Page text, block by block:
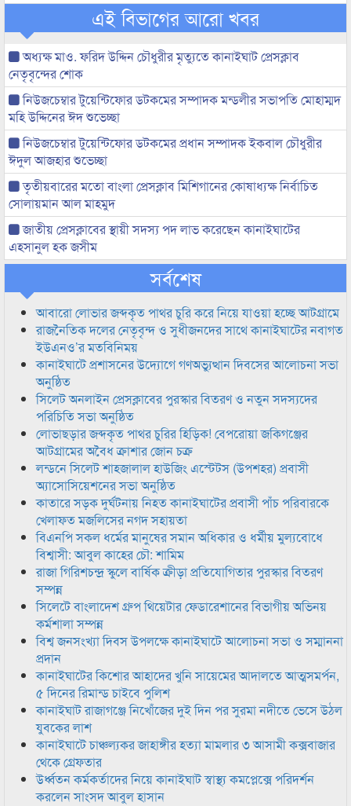
এই বিভাগের আরো খবর
অধ্যক্ষ মাও. ফরিদ উদ্দিন চৌধুরীর মৃত্যুতে কানাইঘাট প্রেসক্লাব
নেতৃবৃন্দের শোক
নিউজচেম্বার টুয়েন্টিফোর ডটকমের সম্পাদক মন্ডলীর সভাপতি মোহাম্মদ
মহি উদ্দিনের ঈদ শুভেচ্ছা
নিউজচেম্বার টুয়েন্টিফোর ডটকমের প্রধান সম্পাদক ইকবাল চৌধুরীর
ঈদুল আজহার শুভেচ্ছা
তৃতীয়বারের মতো বাংলা প্রেসক্লাব মিশিগানের কোষাধ্যক্ষ নির্বাচিত
সোলায়মান আল মাহমুদ
জাতীয় প্রেসক্লাবের স্থায়ী সদস্য পদ লাভ করেছেন কানাইঘাটের
এহসানুল হক জসীম
সর্বশেষ
আবারো লোভার জব্দকৃত পাথর চুরি করে নিয়ে যাওয়া হচ্ছে আটগ্রামে
রাজনৈতিক দলের নেতৃবৃন্দ ও সুধীজনদের সাথে কানাইঘাটের নবাগত
ইউএনও’র মতবিনিময়
কানাইঘাটে প্রশাসনের উদ্যোগে গণঅভ্যুত্থান দিবসের আলোচনা সভা
অনুষ্ঠিত
সিলেট অনলাইন প্রেসক্লাবের পুরস্কার বিতরণ ও নতুন সদস্যদের
পরিচিতি সভা অনুষ্ঠিত
লোভাছড়ার জব্দকৃত পাথর চুরির হিড়িক! বেপরোয়া জকিগঞ্জের
আটগ্রামের অবৈধ ক্রাশার জোন চক্র
লন্ডনে সিলেট শাহজালাল হাউজিং এস্টেটস (উপশহর) প্রবাসী
অ্যাসোসিয়েশনের সভা অনুষ্ঠিত
কাতারে সড়ক দুর্ঘটনায় নিহত কানাইঘাটের প্রবাসী পাঁচ পরিবারকে
খেলাফত মজলিসের নগদ সহায়তা
বিএনপি সকল ধর্মের মানুষের সমান অধিকার ও ধর্মীয় মুল্যবোধে
বিশ্বাসী: আবুল কাহের চৌ: শামিম
রাজা গিরিশচন্দ্র স্কুলে বার্ষিক ক্রীড়া প্রতিযোগিতার পুরস্কার বিতরণ
সম্পন্ন
সিলেটে বাংলাদেশ গ্রুপ থিয়েটার ফেডারেশানের বিভাগীয় অভিনয়
কর্মশালা সম্পন্ন
বিশ্ব জনসংখ্যা দিবস উপলক্ষে কানাইঘাটে আলোচনা সভা ও সম্মাননা
প্রদান
কানাইঘাটের কিশোর আহাদের খুনি সায়েমের আদালতে আত্মসমর্পন,
৫ দিনের রিমান্ড চাইবে পুলিশ
কানাইঘাট রাজাগঞ্জে নিখোঁজের দুই দিন পর সুরমা নদীতে ভেসে উঠল
যুবকের লাশ
কানাইঘাটে চাঞ্চল্যকর জাহাঙ্গীর হত্যা মামলার ৩ আসামী কক্সবাজার
থেকে গ্রেফতার
উর্ধ্বতন কর্মকর্তাদের নিয়ে কানাইঘাট স্বাস্থ্য কমপ্লেক্সে পরিদর্শন
করলেন সাংসদ আবুল হাসান